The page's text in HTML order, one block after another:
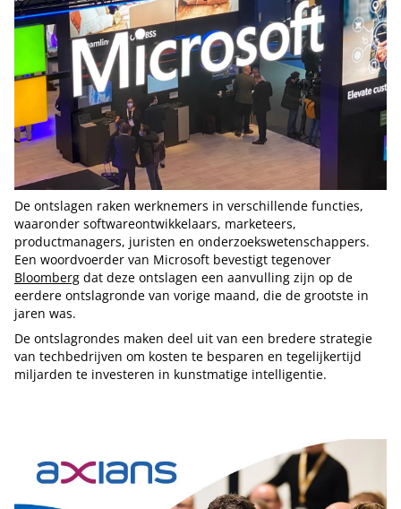
De ontslagen raken werknemers in verschillende functies,
waaronder softwareontwikkelaars, marketeers,
productmanagers, juristen en onderzoekswetenschappers.
Een woordvoerder van Microsoft bevestigt tegenover
Bloomberg dat deze ontslagen een aanvulling zijn op de
eerdere ontslagronde van vorige maand, die de grootste in
jaren was.
De ontslagrondes maken deel uit van een bredere strategie
van techbedrijven om kosten te besparen en tegelijkertijd
miljarden te investeren in kunstmatige intelligentie.